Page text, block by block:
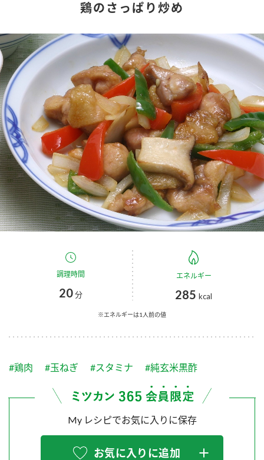
商品カテゴリ
調味酢
お酢ドリンク ぽん酢
みりん風・料理酒 鍋用調味料
つゆ たれ
スープ 中華
ふりかけ おすしの素
炊き込みご飯の素 米飯用調味液
新商品一覧
キャンペーン情報
ブランド・スペシャルサイト
ブランド・スペシャルサイト トップ
商品ブランドサイト
Fibee（ファイビー）
くらしプラ酢
お酢ドリンク
つゆ
PIN印
企業情報
国内事業概要
企業理念
ミツカンの歴史
ミツカンを知る
環境への取り組み
ZENB initiative
MIM（ミツカンミュージアム）
販売終了製品のご案内
鶏のさっぱり炒め
調理時間
20分
エネルギー
285 kcal
※エネルギーは1人前の値
#鶏肉 #玉ねぎ #スタミナ #純玄米黒酢
My レシピでお気に入りに保存
お気に入りに追加